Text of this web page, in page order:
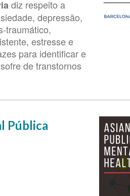
diz respeito a
depressão,
traumático,
estresse e
para identificar e
de transtornos
Pública